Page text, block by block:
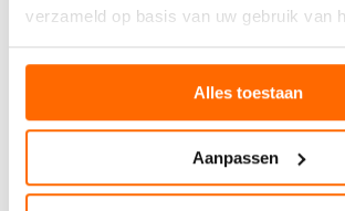
verzameld op basis van uw gebruik van
Alles toestaan
Aanpassen